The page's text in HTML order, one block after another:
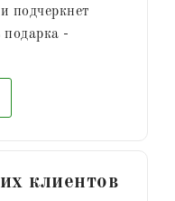
подчеркнет
подарка -
клиентов